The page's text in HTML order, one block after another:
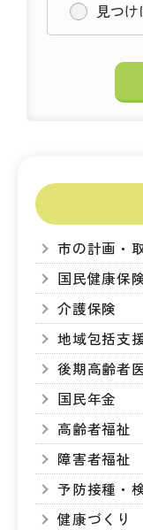
見つ
市の計画・
国民健康保
介護保険
地域包括支
後期高齢者
国民年金
高齢者福祉
障害者福祉
予防接種・
健康づくり